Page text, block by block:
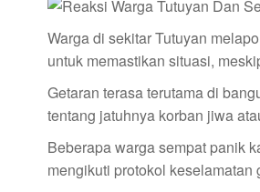
Warga di sekitar Tutuyan
untuk memastikan situasi,
Getaran terasa terutama di
tentang jatuhnya korban jiwa
Beberapa warga sempat panik
mengikuti protokol